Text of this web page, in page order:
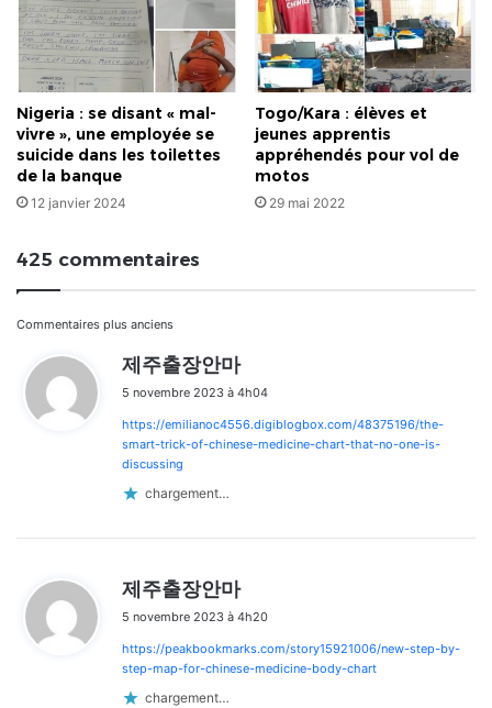
Katari)
Nigeria : se disant « mal-
vivre », une employée se
suicide dans les toilettes
de la banque
12 janvier 2024
Togo/Kara : élèves et
jeunes apprentis
appréhendés pour vol de
motos
29 mai 2022
425 commentaires
Navigation
dans
les
commentaires
Commentaires plus anciens
제주출장안마
t
:
5 novembre 2023 à 4h04
https://emilianoc4556.digiblogbox.com/48375196/the-
smart-trick-of-chinese-medicine-chart-that-no-one-is-
discussing
chargement…
제주출장안마
t
:
5 novembre 2023 à 4h20
https://peakbookmarks.com/story15921006/new-step-by-
step-map-for-chinese-medicine-body-chart
chargement…